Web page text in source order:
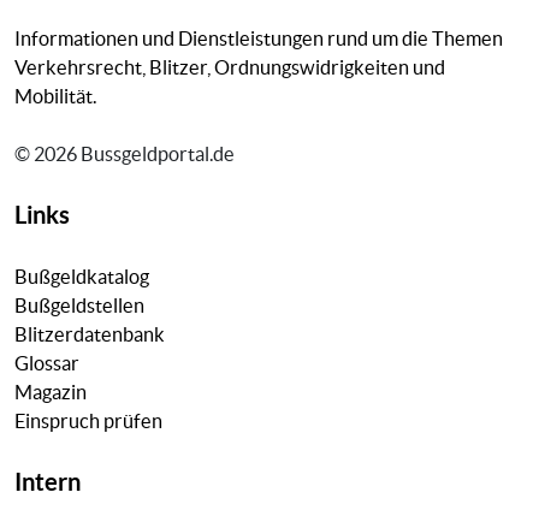
Informationen und Dienstleistungen rund um die Themen
Verkehrsrecht, Blitzer, Ordnungswidrigkeiten und
Mobilität.
© 2026 Bussgeldportal.de
Links
Bußgeldkatalog
Bußgeldstellen
Blitzerdatenbank
Glossar
Magazin
Einspruch prüfen
Intern